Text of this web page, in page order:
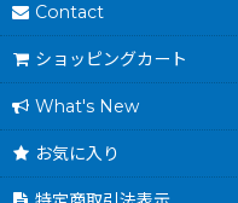
Contact
ショッピングカート
What's New
お気に入り